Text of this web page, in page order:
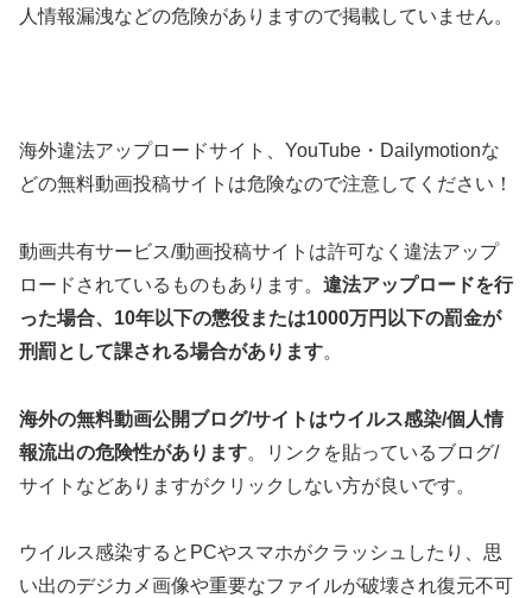
人情報漏洩などの危険がありますので掲載していません。
海外違法アップロードサイト、YouTube・Dailymotionな
どの無料動画投稿サイトは危険なので注意してください！
動画共有サービス/動画投稿サイトは許可なく違法アップ
ロードされているものもあります。 違法アップロードを行
った場合、10年以下の懲役または1000万円以下の罰金が
刑罰として課される場合があります。
海外の無料動画公開ブログ/サイトはウイルス感染/個人情
報流出の危険性があります。リンクを貼っているブログ/
サイトなどありますがクリックしない方が良いです。
ウイルス感染するとPCやスマホがクラッシュしたり、思
い出のデジカメ画像や重要なファイルが破壊され復元不可